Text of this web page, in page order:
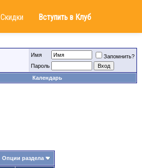
Скидки Вступить в Клуб
Имя
Запомнить?
Пароль
Календарь
Опции раздела